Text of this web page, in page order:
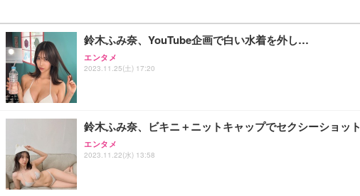
鈴木ふみ奈、YouTube企画で白い水着を外し…
エンタメ
2023.11.25(土) 17:20
鈴木ふみ奈、ビキニ＋ニットキャップでセクシーショット
エンタメ
2023.11.22(水) 13:58